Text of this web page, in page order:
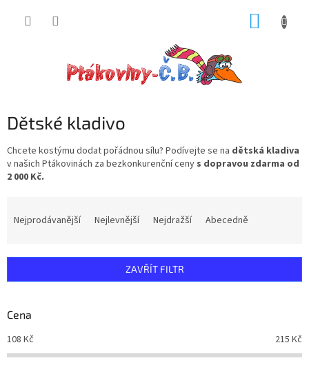
Dětské kladivo
Chcete kostýmu dodat pořádnou sílu? Podívejte se na dětská kladiva
v našich Ptákovinách za bezkonkurenční ceny s dopravou zdarma od
2 000 Kč.
í
r
o
d
u
Nejprodávanější Nejlevnější Nejdražší Abecedně
ZAVŘÍT FILTR
Cena
108 Kč 215 Kč